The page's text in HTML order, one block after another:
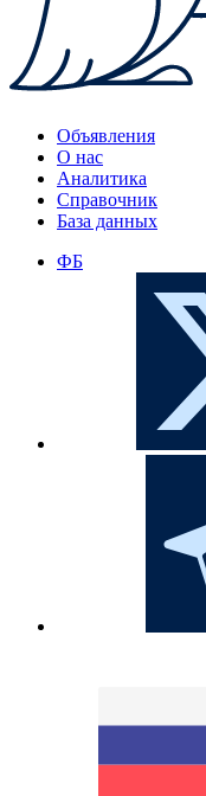
Объявления
О нас
Аналитика
Справочник
База данных
ФБ